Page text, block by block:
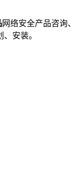
网络安全产品咨询、
安装。